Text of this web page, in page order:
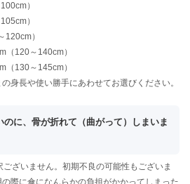
）
）
）
（120～140cm）
（130～145cm）
身長や使い勝手にあわせてお選びください。
に、骨が折れて（曲がって）しまいま
ざいません。初期不良の可能性もございま